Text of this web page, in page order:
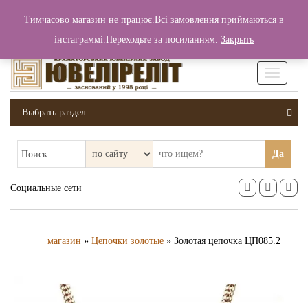
Вход / Регистрация 0 грн.
Выбрать раздел
Поиск Да
Социальные сети
магазин » Цепочки золотые » Золотая цепочка ЦП085.2
Тимчасово магазин не працює.Всі замовлення приймаються в
інстаграммі.Переходьте за посиланням. Закрыть